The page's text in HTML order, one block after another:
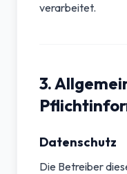
verarbeitet.
3.
Datenschutz
Die Betreiber